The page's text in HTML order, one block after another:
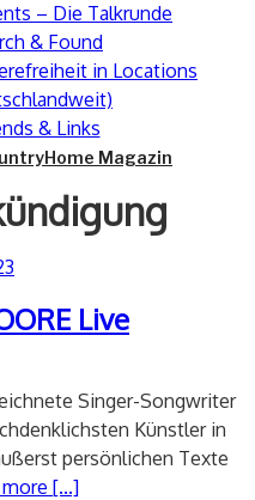
– Die Talkrunde
& Found
in Locations
& Links
Magazin
Live
Singer-Songwriter
Künstler in
persönlichen Texte
[...]